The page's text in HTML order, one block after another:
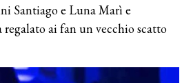
Santiago e Luna Marì e
ai fan un vecchio scatto